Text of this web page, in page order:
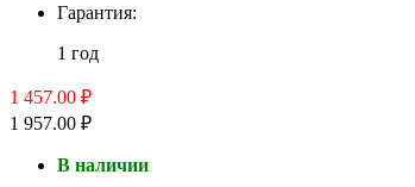
Гарантия:
1 год
1 457.00 ₽
1 957.00 ₽
В наличии